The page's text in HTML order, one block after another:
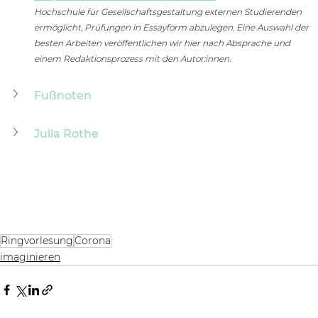
Hochschule für Gesellschaftsgestaltung externen Studierenden
ermöglicht, Prüfungen in Essayform abzulegen. Eine Auswahl der
besten Arbeiten veröffentlichen wir hier nach Absprache und
einem Redaktionsprozess mit den Autor:innen.
Fußnoten
Julia Rothe
Ringvorlesung Corona
imaginieren